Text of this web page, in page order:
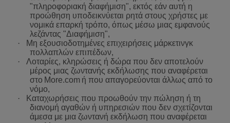
"πληροφοριακή διαφήμιση", εκτός εάν αυτή η
προώθηση υποδεικνύεται ρητά στους χρήστες με
νομικά επαρκή τρόπο, όπως μέσω μιας εμφανούς
λεζάντας "Διαφήμιση",
·
Μη εξουσιοδοτημένες επιχειρήσεις μάρκετινγκ
πολλαπλών επιπέδων,
·
Λοταρίες, κληρώσεις ή δώρα που δεν αποτελούν
μέρος μιας ζωντανής εκδήλωσης που αναφέρεται
στο More.com ή που απαγορεύονται άλλως από το
νόμο,
·
Καταχωρήσεις που προωθούν την πώληση ή τη
διανομή αγαθών ή υπηρεσιών που δεν σχετίζονται
άμεσα με μια ζωντανή εκδήλωση που αναφέρεται